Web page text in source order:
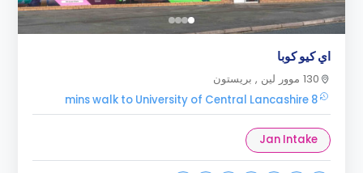
اي كيو كوبا
130 موور لين , بريستون
8 mins walk to University of Central Lancashire
Jan Intake